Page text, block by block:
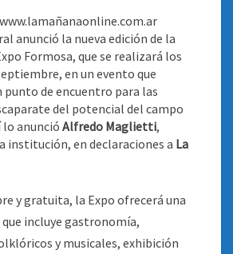
anunció la nueva edición de la
Formosa, que se realizará los
en un evento que
punto de encuentro para las
del potencial del campo
anunció Alfredo Maglietti,
institución, en declaraciones a La
y gratuita, la Expo ofrecerá una
que incluye gastronomía,
y musicales, exhibición